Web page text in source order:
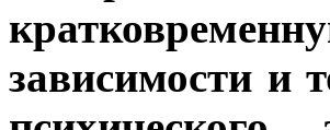
зависимости и